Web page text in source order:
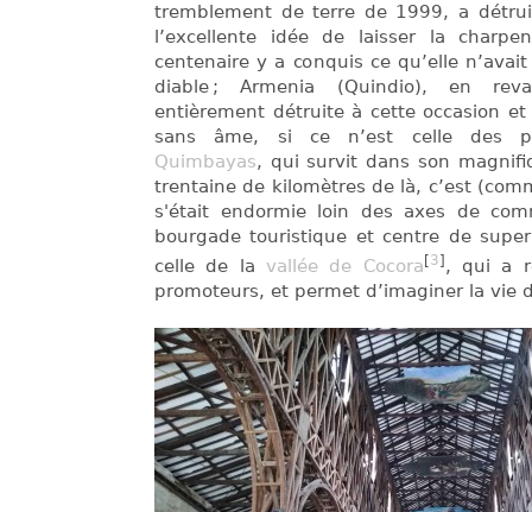
tremblement de terre de 1999, a
l’excellente idée de laisser la
centenaire y a conquis ce qu’elle
diable ; Armenia (Quindio), en
entièrement détruite à cette occasion et
sans âme, si ce n’est celle des
Quimbayas, qui survit dans son
trentaine de kilomètres de là, c’est
s'était endormie loin des axes de
bourgade touristique et centre de
celle de la vallée de Cocora [3] , qui a
promoteurs, et permet d’imaginer la vie